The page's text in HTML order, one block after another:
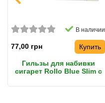
В наличии
77,00 грн Купить
Гильзы для набивки
сигарет Rollo Blue Slim с